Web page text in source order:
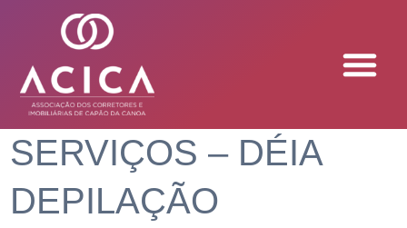
SERVIÇOS – DÉIA
DEPILAÇÃO